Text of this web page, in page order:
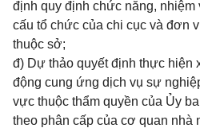
định quy định chức năng, nhiệm
cấu tổ chức của chi cục và đơn
thuộc sở;
đ) Dự thảo quyết định thực hiện
động cung ứng dịch vụ sự
vực thuộc thẩm quyền của Ủy
theo phân cấp của cơ quan nhà